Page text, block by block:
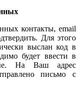
контакты, email
Для этого
выслан код в
будет ввести в
На Ваш адрес
письмо с